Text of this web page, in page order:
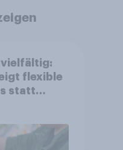
vielfältig:
flexible
statt